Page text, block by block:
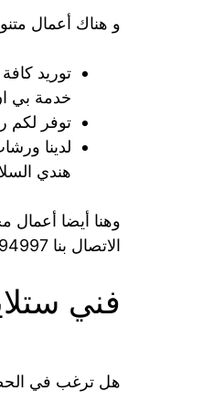
و هناك أعمال
توريد
خدمة بي
توفر لكم
لدينا
هندي
وهنا أيضا
الاتصال بنا 50994997 ستحصل على كافة الخدمات التي تخص الرسيفرات و الستلايتات .
فني
هل ترغب في